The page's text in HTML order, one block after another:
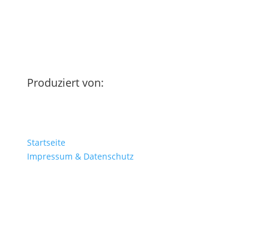
Produziert von:
Startseite
Impressum & Datenschutz